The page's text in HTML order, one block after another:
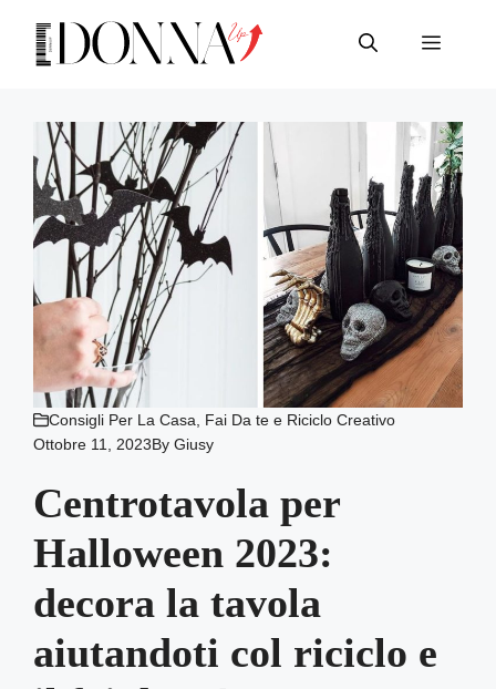
contenuto
Menu
Consigli Per La Casa, Fai Da te e Riciclo Creativo
Ottobre 11, 2023ByGiusy
Centrotavola per
Halloween 2023:
decora la tavola
aiutandoti col riciclo e